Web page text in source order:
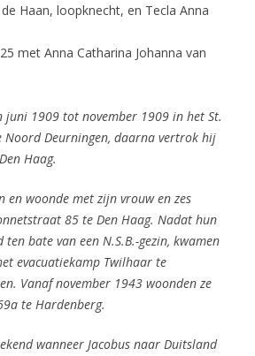
de Haan, loopknecht, en Tecla Anna
met Anna Catharina Johanna van
juni 1909 tot november 1909 in het St.
Noord Deurningen, daarna vertrok hij
Den Haag.
en woonde met zijn vrouw en zes
85 te Den Haag. Nadat hun
ten bate van een N.S.B.-gezin, kwamen
evacuatiekamp Twilhaar te
Vanaf november 1943 woonden ze
te Hardenberg.
wanneer Jacobus naar Duitsland